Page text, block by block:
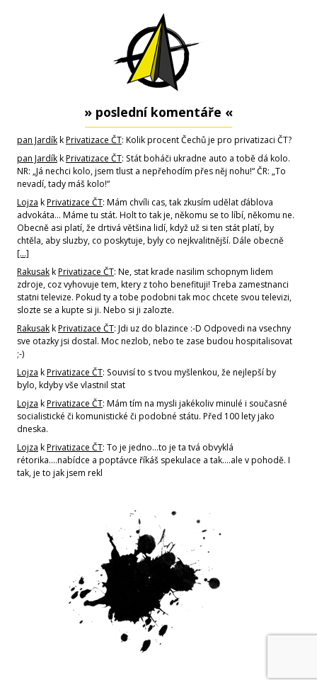
» poslední komentáře «
pan JardíkkPrivatizace ČT: Kolik procent Čechů je pro privatizaci ČT?
pan JardíkkPrivatizace ČT: Stát boháči ukradne auto a tobě dá kolo.
NR: „Já nechci kolo, jsem tlust a nepřehodím přes něj nohu!“ ČR: „To
nevadí, tady máš kolo!“
Lojza kPrivatizace ČT: Mám chvíli cas, tak zkusím udělat ďáblova
advokáta... Máme tu stát. Holt to tak je, někomu se to líbí, někomu ne.
Obecně asi platí, že drtivá většina lidí, když už si ten stát platí, by
chtěla, aby sluzby, co poskytuje, byly co nejkvalitnější. Dále obecně
[…]
RakusakkPrivatizace ČT: Ne, stat krade nasilim schopnym lidem
zdroje, coz vyhovuje tem, ktery z toho benefituji! Treba zamestnanci
statni televize. Pokud ty a tobe podobni tak moc chcete svou televizi,
slozte se a kupte si ji. Nebo si ji zalozte.
RakusakkPrivatizace ČT: Jdi uz do blazince :-D Odpovedi na vsechny
sve otazky jsi dostal. Moc nezlob, nebo te zase budou hospitalisovat
;-)
Lojza kPrivatizace ČT: Souvisí to s tvou myšlenkou, že nejlepší by
bylo, kdyby vše vlastnil stat
Lojza kPrivatizace ČT: Mám tím na mysli jakékoliv minulé i současné
socialistické či komunistické či podobné státu. Před 100 lety jako
dneska.
Lojza kPrivatizace ČT: To je jedno...to je ta tvá obvyklá
rétorika....nabídce a poptávce říkáš spekulace a tak....ale v pohodě. I
tak, je to jak jsem rekl